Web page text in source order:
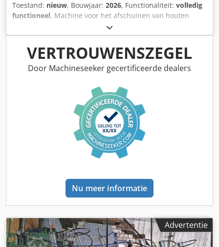
Toestand: nieuw, Bouwjaar: 2026, Functionaliteit: volledig
functioneel, Machine voor het afschuinen van houten
palen en stokken. Geschikt voor diameters van 80 tot 200
mm. Vermogen van de messenkop-motor: 2,4 kW. Aantal
messen: 2. Djdpfsy Tx U Tjx Apmeck
VERTROUWENSZEGEL
Door Machineseeker gecertificeerde dealers
Nu meer informatie
Advertentie